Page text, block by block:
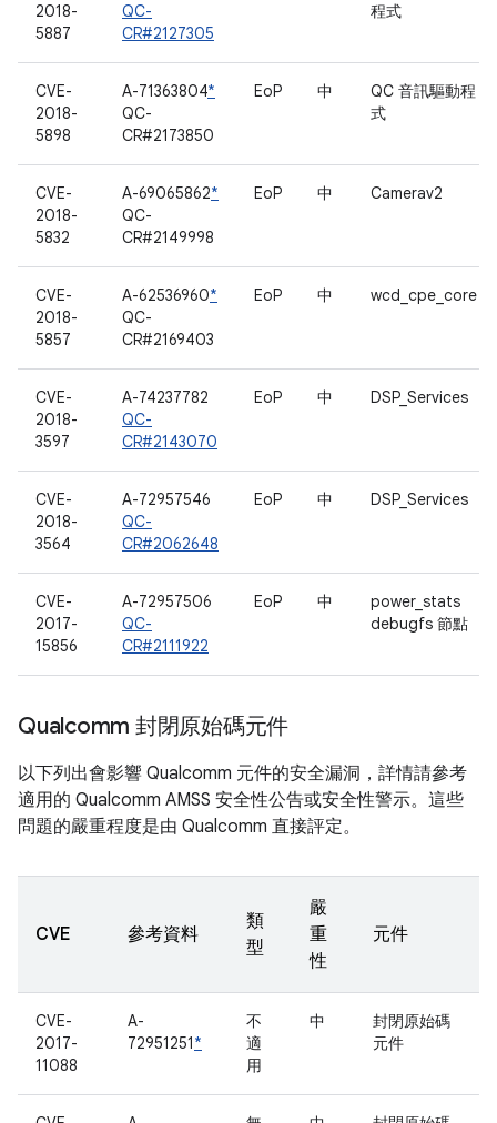
2018-
5887
QC-
CR#2127305
程式
CVE-
2018-
5898
A-71363804*
QC-
CR#2173850
EoP 中
QC 音訊驅動程
式
CVE-
2018-
5832
A-69065862*
QC-
CR#2149998
EoP 中 Camerav2
CVE-
2018-
5857
A-62536960*
QC-
CR#2169403
EoP 中 wcd_cpe_core
CVE-
2018-
3597
A-74237782
QC-
CR#2143070
EoP 中 DSP_Services
CVE-
2018-
3564
A-72957546
QC-
CR#2062648
EoP 中 DSP_Services
CVE-
2017-
15856
A-72957506
QC-
CR#2111922
EoP 中
power_stats
debugfs 節點
Qualcomm 封閉原始碼元件
以下列出會影響 Qualcomm 元件的安全漏洞，詳情請參考
適用的 Qualcomm AMSS 安全性公告或安全性警示。這些
問題的嚴重程度是由 Qualcomm 直接評定。
CVE 參考資料
類
型
嚴
重
性
元件
CVE-
2017-
11088
A-
72951251*
不
適
用
中
封閉原始碼
元件